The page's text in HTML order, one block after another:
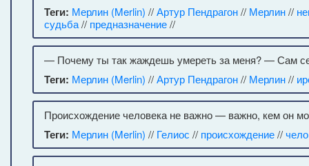
Теги: Мерлин (Merlin) //Артур Пендрагон// Мерлин//
судьба// предназначение//
— Почему ты так жаждешь умереть за меня? — Сам
Теги: Мерлин (Merlin) //Артур Пендрагон// Мерлин//
Происхождение человека не важно — важно, кем он
Теги: Мерлин (Merlin) // Гелиос // происхождение//